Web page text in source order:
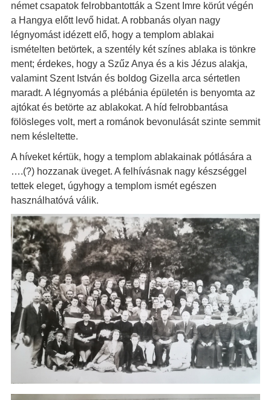
német csapatok felrobbantották a Szent Imre körút végén
a Hangya előtt levő hidat. A robbanás olyan nagy
légnyomást idézett elő, hogy a templom ablakai
ismételten betörtek, a szentély két színes ablaka is tönkre
ment; érdekes, hogy a Szűz Anya és a kis Jézus alakja,
valamint Szent István és boldog Gizella arca sértetlen
maradt. A légnyomás a plébánia épületén is benyomta az
ajtókat és betörte az ablakokat. A híd felrobbantása
fölösleges volt, mert a románok bevonulását szinte semmit
nem késleltette.
A híveket kértük, hogy a templom ablakainak pótlására a
….(?) hozzanak üveget. A felhívásnak nagy készséggel
tettek eleget, úgyhogy a templom ismét egészen
használhatóvá válik.